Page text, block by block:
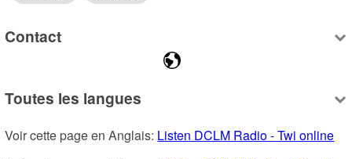
Contact
Toutes les langues
Voir cette page en Anglais: Listen DCLM Radio - Twi online